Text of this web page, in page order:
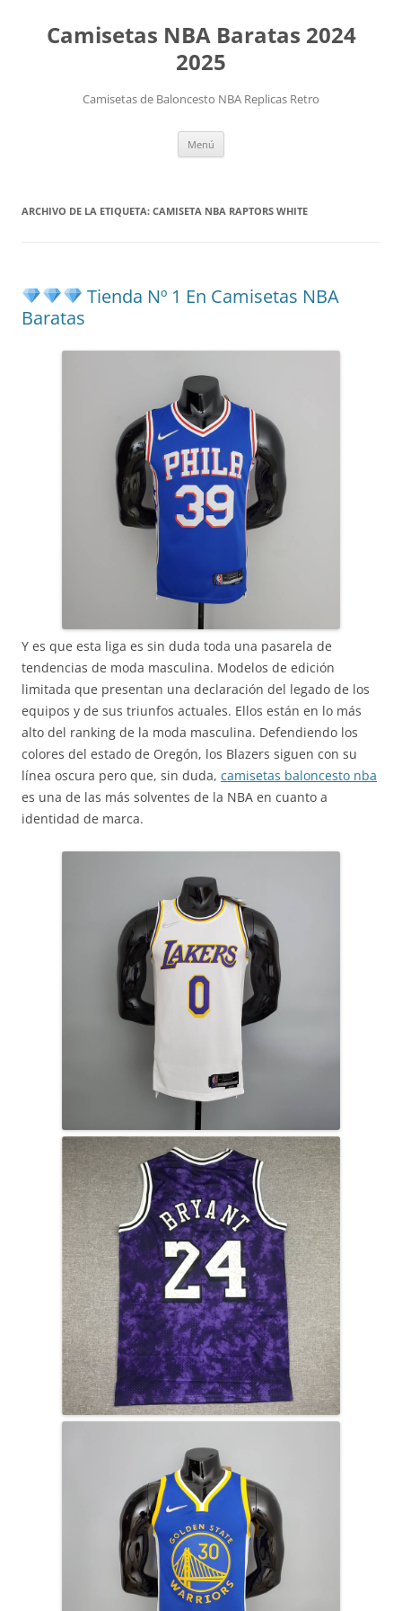
Camisetas NBA Baratas 2024
2025
Camisetas de Baloncesto NBA Replicas Retro
Menú
ARCHIVO DE LA ETIQUETA: CAMISETA NBA RAPTORS WHITE
Tienda Nº 1 En Camisetas NBA
Baratas
Y es que esta liga es sin duda toda una pasarela de
tendencias de moda masculina. Modelos de edición
limitada que presentan una declaración del legado de los
equipos y de sus triunfos actuales. Ellos están en lo más
alto del ranking de la moda masculina. Defendiendo los
colores del estado de Oregón, los Blazers siguen con su
línea oscura pero que, sin duda, camisetas baloncesto nba
es una de las más solventes de la NBA en cuanto a
identidad de marca.